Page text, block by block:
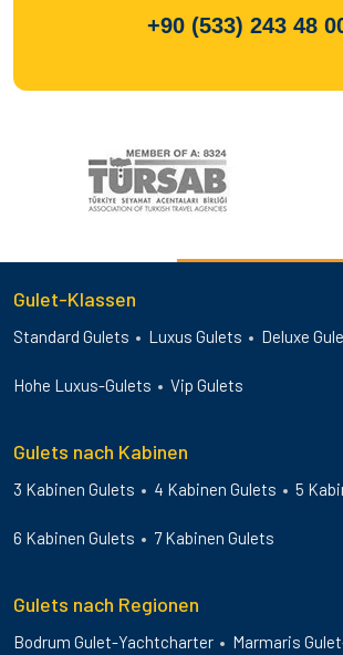
+90 (533) 243 48
Gulet-Klassen
Standard Gulets Luxus Gulets Deluxe
Hohe Luxus-Gulets Vip Gulets
Gulets nach Kabinen
3 Kabinen Gulets 4 Kabinen Gulets 5
6 Kabinen Gulets 7 Kabinen Gulets
Gulets nach Regionen
Bodrum Gulet-Yachtcharter Marmaris